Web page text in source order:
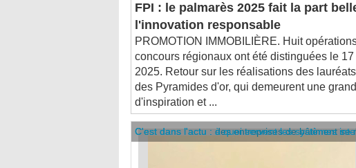
l'innovation responsable
PROMOTION IMMOBILIÈRE. Huit
concours régionaux ont été distinguées le
2025. Retour sur les réalisations des
des Pyramides d'or, qui demeurent une
d'inspiration et ...
C'est dans l'actu : des entreprises de bâtiment
C'est dans l'actu : à quoi servent les systèmes